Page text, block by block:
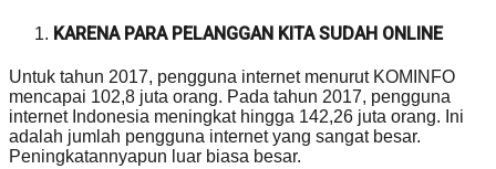
KARENA PARA PELANGGAN KITA SUDAH ONLINE
Untuk tahun 2017, pengguna internet menurut KOMINFO
mencapai 102,8 juta orang. Pada tahun 2017, pengguna
internet Indonesia meningkat hingga 142,26 juta orang. Ini
adalah jumlah pengguna internet yang sangat besar.
Peningkatannyapun luar biasa besar.